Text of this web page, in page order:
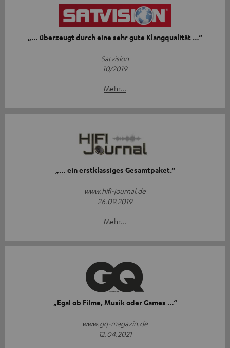
„… überzeugt durch eine sehr gute Klangqualität …“
Satvision
10/2019
Mehr...
„… ein erstklassiges Gesamtpaket.“
www.hifi-journal.de
26.09.2019
Mehr...
„Egal ob Filme, Musik oder Games …“
www.gq-magazin.de
12.04.2021